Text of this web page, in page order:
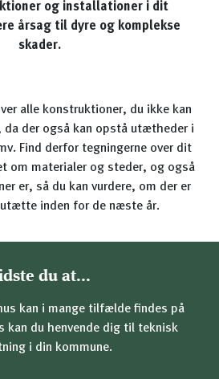
og installationer i dit
årsag til dyre og komplekse
skader.
alle konstruktioner, du ikke kan
der også kan opstå utætheder i
Find derfor tegningerne over dit
om materialer og steder, og også
er, så du kan vurdere, om der er
inden for de næste år.
du at...
kan i mange tilfælde findes på
kan du henvende dig til teknisk
i din kommune.